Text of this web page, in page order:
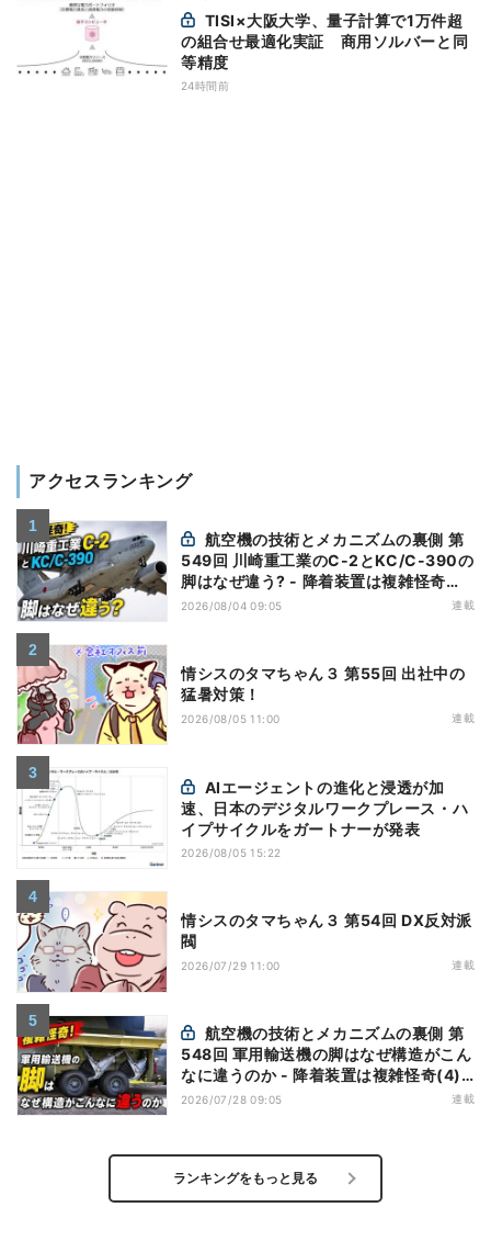
の組合せ最適化実証 商用ソルバーと同
等精度
24時間前
アクセスランキング
549回 川崎重工業のC-2とKC/C-390の
脚はなぜ違う? - 降着装置は複雑怪奇
(5)|軍用輸送機(10)
2026/08/04 09:05 連載
情シスのタマちゃん３ 第55回 出社中の
猛暑対策！
2026/08/05 11:00 連載
速、日本のデジタルワークプレース・ハ
イプサイクルをガートナーが発表
2026/08/05 15:22
情シスのタマちゃん３ 第54回 DX反対派
閥
2026/07/29 11:00 連載
548回 軍用輸送機の脚はなぜ構造がこん
なに違うのか - 降着装置は複雑怪奇(4)|
軍用輸送機(9)
2026/07/28 09:05 連載
ランキングをもっと見る